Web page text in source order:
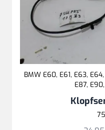
BMW E60, E61, E63,
E87,